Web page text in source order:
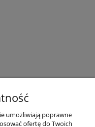
umożliwiają poprawne
ofertę do Twoich